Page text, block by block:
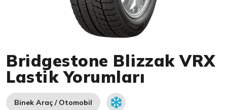
Bridgestone Blizzak VRX
Lastik Yorumları
Binek Araç / Otomobil